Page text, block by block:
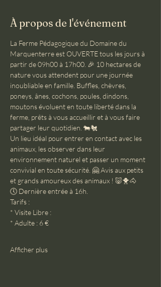
À propos de l'événement
La Ferme Pédagogique du Domaine du
Marquenterre est OUVERTE tous les jours à
partir de 09h00 à 17h00. 🎉 10 hectares de
nature vous attendent pour une journée
inoubliable en famille. Buffles, chèvres,
poneys, ânes, cochons, poules, dindons,
moutons évoluent en toute liberté dans la
ferme, prêts à vous accueillir et à vous faire
partager leur quotidien. 🐄🐔
Un lieu idéal pour entrer en contact avec les
animaux, les observer dans leur
environnement naturel et passer un moment
convivial en toute sécurité. 🤗 Avis aux petits
et grands amoureux des animaux ! 🐷🐥🐴
🕔 Dernière entrée à 16h.
Tarifs :
* Visite Libre :
* Adulte : 6 €
Afficher plus